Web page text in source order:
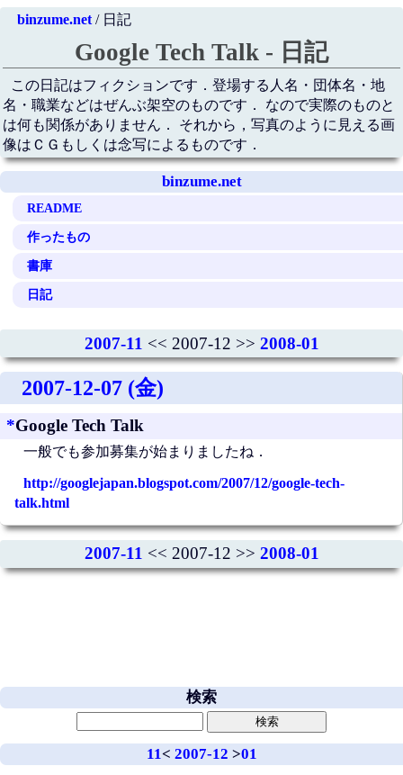
binzume.net/ 日記
Google Tech Talk - 日記
この日記はフィクションです．登場する人名・団体名・地
名・職業などはぜんぶ架空のものです． なので実際のものと
は何も関係がありません． それから，写真のように見える画
像はＣＧもしくは念写によるものです．
binzume.net
README
作ったもの
書庫
日記
2007-11 << 2007-12 >> 2008-01
2007-12-07 (金)
*Google Tech Talk
一般でも参加募集が始まりましたね．
http://googlejapan.blogspot.com/2007/12/google-tech-
talk.html
2007-11 << 2007-12 >> 2008-01
検索
11< 2007-12 >01